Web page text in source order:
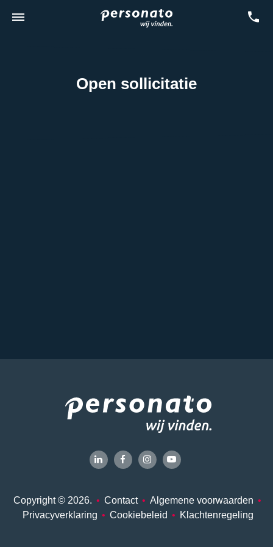
Open sollicitatie
Copyright © 2026. • Contact • Algemene voorwaarden •
Privacyverklaring • Cookiebeleid • Klachtenregeling